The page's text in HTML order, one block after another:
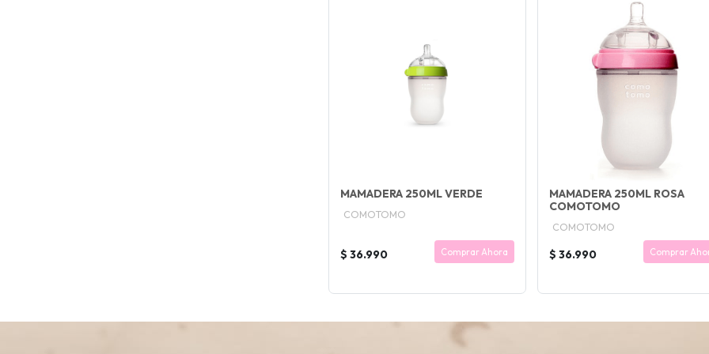
MAMADERA 250ML VERDE
COMOTOMO
$ 36.990 Comprar Ahora
MAMADERA 250ML ROSA
COMOTOMO
COMOTOMO
$ 36.990 Comprar